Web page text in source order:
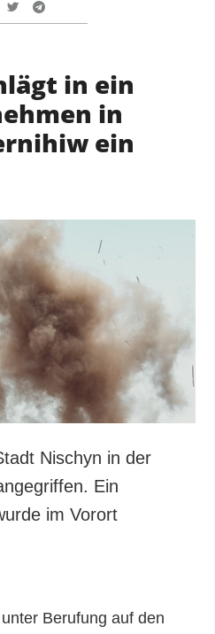
in ein
in
ein
Nischyn in der
Ein
im Vorort
Berufung auf den